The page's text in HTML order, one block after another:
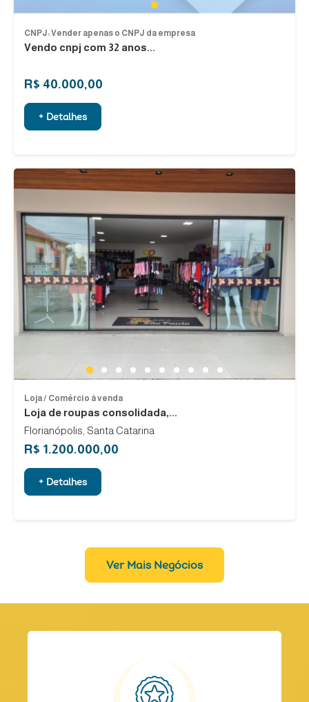
1
CNPJ: Vender apenas o CNPJ da empresa
Vendo cnpj com 32 anos...
R$ 40.000,00
+ Detalhes
1 2 3 4 5 6 7 8 9 10
Loja / Comércio à venda
Loja de roupas consolidada,...
Florianópolis, Santa Catarina
R$ 1.200.000,00
+ Detalhes
Ver Mais Negócios